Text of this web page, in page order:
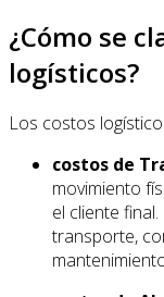
¿Cómo se
logísticos?
Los costos
costos de
movimiento
el cliente
transporte,